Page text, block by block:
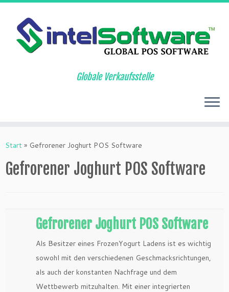
Inhalt
Globale Verkaufsstelle
Start » Gefrorener Joghurt POS Software
Gefrorener Joghurt POS Software
Gefrorener Joghurt POS Software
Als Besitzer eines FrozenYogurt Ladens ist es wichtig
sowohl mit den verschiedenen Geschmacksrichtungen,
als auch der konstanten Nachfrage und dem
Wettbewerb mitzuhalten. Mit einer integrierten